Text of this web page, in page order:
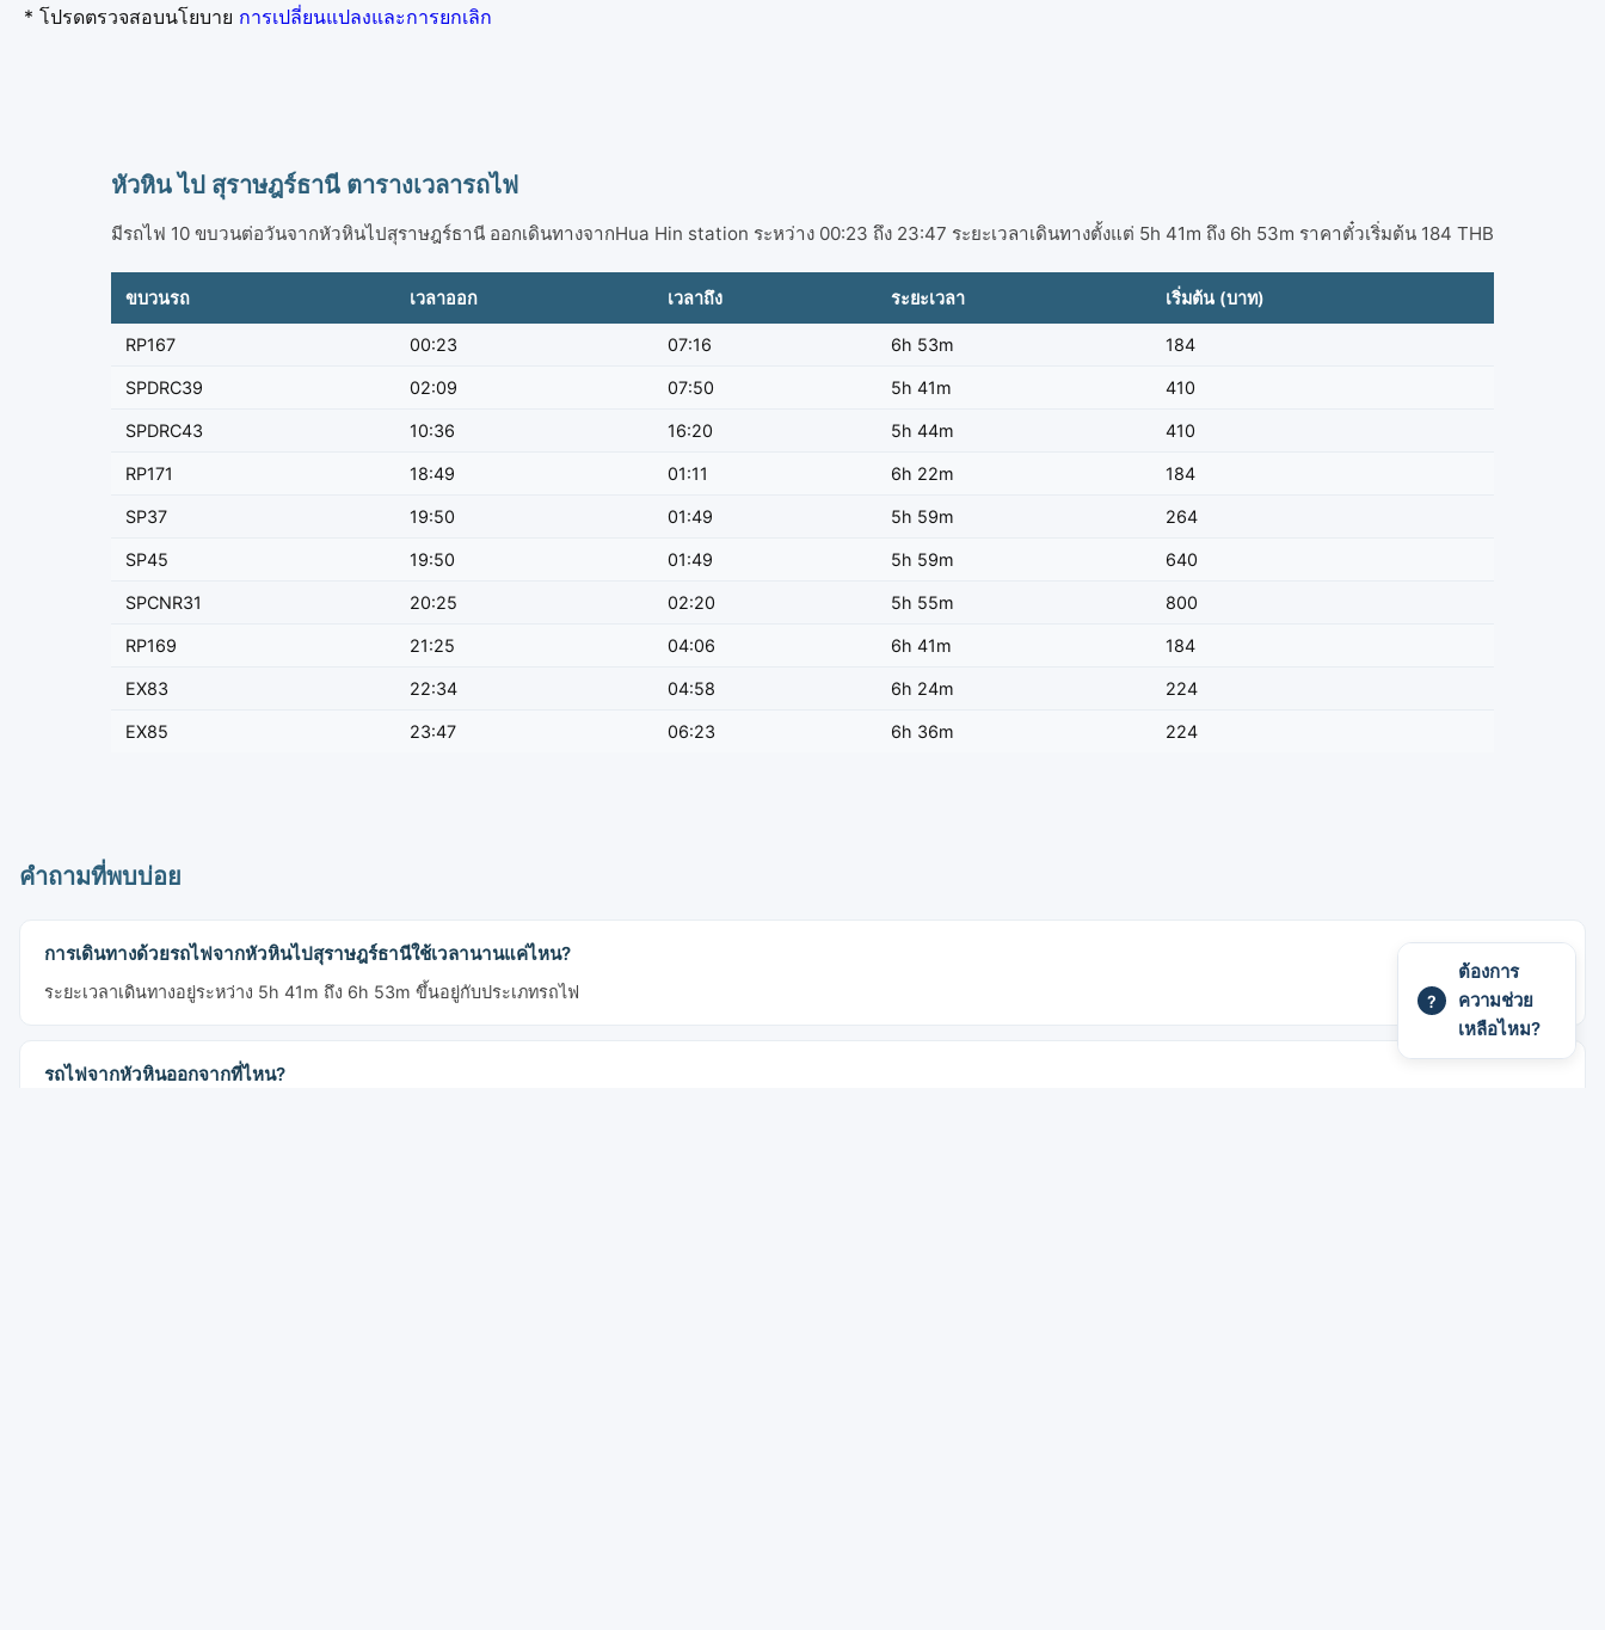
?
ต้องการ
ความช่วย
เหลือไหม?
* โปรดตรวจสอบนโยบาย การเปลี่ยนแปลงและการยกเลิก
หัวหิน ไป สุราษฎร์ธานี ตารางเวลารถไฟ
มีรถไฟ 10 ขบวนต่อวันจากหัวหินไปสุราษฎร์ธานี ออกเดินทางจากHua Hin station ระหว่าง 00:23 ถึง 23:47 ระยะเวลาเดินทางตั้งแต่ 5h 41m ถึง 6h 53m ราคาตั๋วเริ่มต้น 184 THB
ขบวนรถ เวลาออก เวลาถึง ระยะเวลา เริ่มต้น (บาท)
RP167 00:23 07:16 6h 53m 184
SPDRC39 02:09 07:50 5h 41m 410
SPDRC43 10:36 16:20 5h 44m 410
RP171 18:49 01:11 6h 22m 184
SP37 19:50 01:49 5h 59m 264
SP45 19:50 01:49 5h 59m 640
SPCNR31 20:25 02:20 5h 55m 800
RP169 21:25 04:06 6h 41m 184
EX83 22:34 04:58 6h 24m 224
EX85 23:47 06:23 6h 36m 224
คำถามที่พบบ่อย
การเดินทางด้วยรถไฟจากหัวหินไปสุราษฎร์ธานีใช้เวลานานแค่ไหน?
ระยะเวลาเดินทางอยู่ระหว่าง 5h 41m ถึง 6h 53m ขึ้นอยู่กับประเภทรถไฟ
รถไฟจากหัวหินออกจากที่ไหน?